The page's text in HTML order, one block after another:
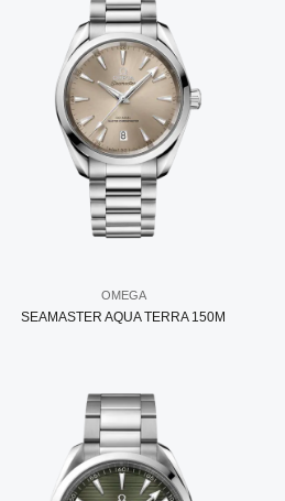
OMEGA
SEAMASTER AQUA TERRA 150M